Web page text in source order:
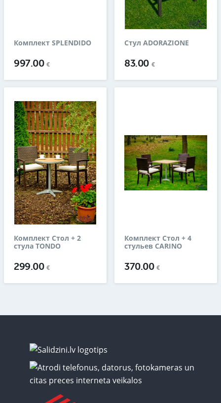
Комплект SPLENDIDO
997.00€
Стул ADORAZIONE
83.00 €
Комплект Стол + 2
стула TONDO
299.00€
Комплект Стол + 4
стульев CARINO
370.00€